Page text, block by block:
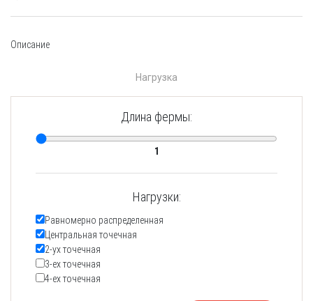
Описание
Нагрузка
Длина фермы:
1
Нагрузки:
Равномерно распределенная
Центральная точечная
2-ух точечная
3-ех точечная
4-ех точечная